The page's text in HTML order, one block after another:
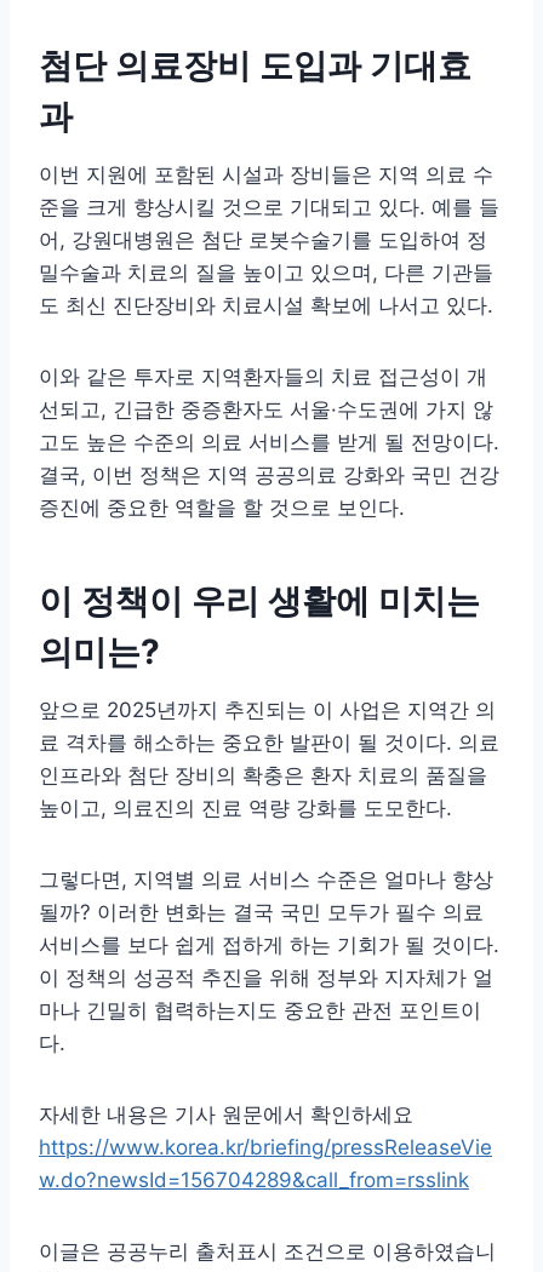
첨단 의료장비 도입과 기대효
과
이번 지원에 포함된 시설과 장비들은 지역 의료 수
준을 크게 향상시킬 것으로 기대되고 있다. 예를 들
어, 강원대병원은 첨단 로봇수술기를 도입하여 정
밀수술과 치료의 질을 높이고 있으며, 다른 기관들
도 최신 진단장비와 치료시설 확보에 나서고 있다.
이와 같은 투자로 지역환자들의 치료 접근성이 개
선되고, 긴급한 중증환자도 서울·수도권에 가지 않
고도 높은 수준의 의료 서비스를 받게 될 전망이다.
결국, 이번 정책은 지역 공공의료 강화와 국민 건강
증진에 중요한 역할을 할 것으로 보인다.
이 정책이 우리 생활에 미치는
의미는?
앞으로 2025년까지 추진되는 이 사업은 지역간 의
료 격차를 해소하는 중요한 발판이 될 것이다. 의료
인프라와 첨단 장비의 확충은 환자 치료의 품질을
높이고, 의료진의 진료 역량 강화를 도모한다.
그렇다면, 지역별 의료 서비스 수준은 얼마나 향상
될까? 이러한 변화는 결국 국민 모두가 필수 의료
서비스를 보다 쉽게 접하게 하는 기회가 될 것이다.
이 정책의 성공적 추진을 위해 정부와 지자체가 얼
마나 긴밀히 협력하는지도 중요한 관전 포인트이
다.
자세한 내용은 기사 원문에서 확인하세요
https://www.korea.kr/briefing/pressReleaseVie
w.do?newsId=156704289&call_from=rsslink
이글은 공공누리 출처표시 조건으로 이용하였습니